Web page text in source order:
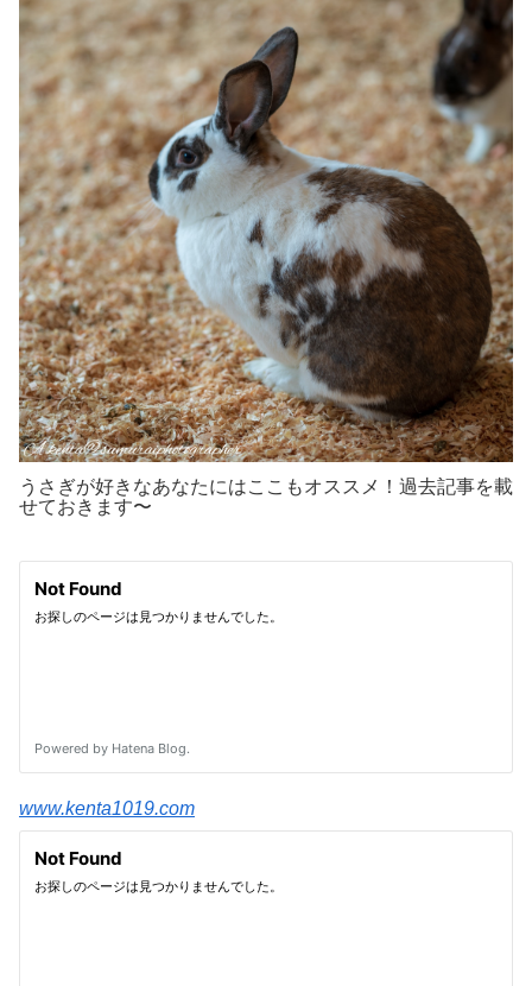
うさぎが好きなあなたにはここもオススメ！過去記事を載
せておきます〜
www.kenta1019.com